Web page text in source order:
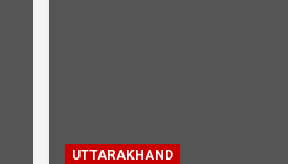
UTTARAKHAND